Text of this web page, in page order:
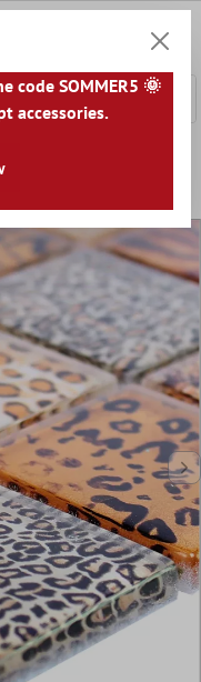
code SOMMER5 🌞
accessories.